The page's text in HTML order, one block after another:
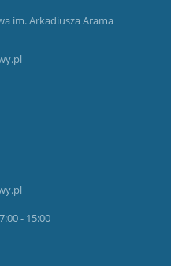
im. Arkadiusza Arama
- 15:00